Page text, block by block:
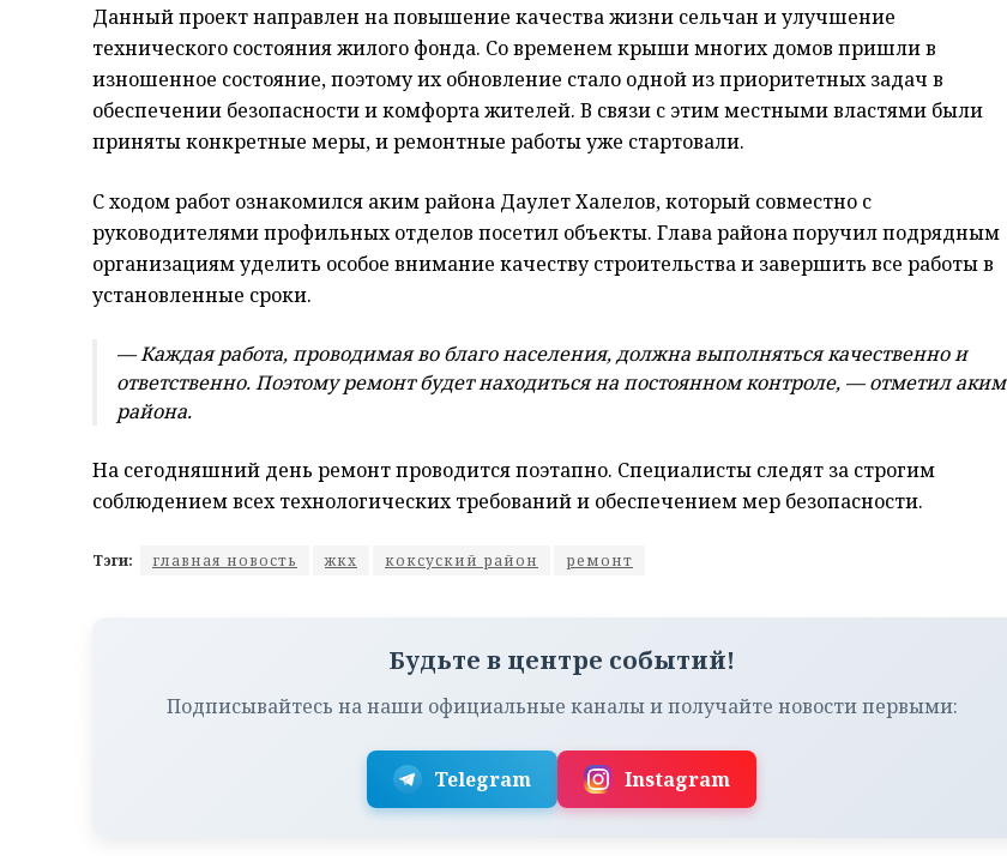
Данный проект направлен на повышение качества жизни сельчан и улучшение
технического состояния жилого фонда. Со временем крыши многих домов пришли в
изношенное состояние, поэтому их обновление стало одной из приоритетных задач в
обеспечении безопасности и комфорта жителей. В связи с этим местными властями были
приняты конкретные меры, и ремонтные работы уже стартовали.
С ходом работ ознакомился аким района Даулет Халелов, который совместно с
руководителями профильных отделов посетил объекты. Глава района поручил подрядным
организациям уделить особое внимание качеству строительства и завершить все работы в
установленные сроки.
— Каждая работа, проводимая во благо населения, должна выполняться качественно и
ответственно. Поэтому ремонт будет находиться на постоянном контроле, — отметил аким
района.
На сегодняшний день ремонт проводится поэтапно. Специалисты следят за строгим
соблюдением всех технологических требований и обеспечением мер безопасности.
Тэги: главная новость жкх коксуский район ремонт
Будьте в центре событий!
Подписывайтесь на наши официальные каналы и получайте новости первыми:
Telegram Instagram